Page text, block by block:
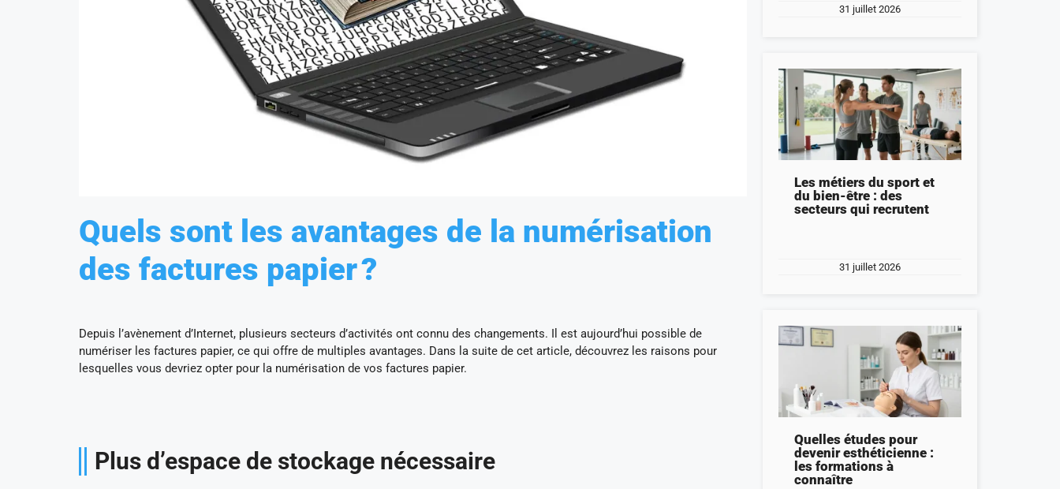
Quels sont les avantages de la numérisation
des factures papier ?
Depuis l’avènement d’Internet, plusieurs secteurs d’activités ont connu des changements. Il est aujourd’hui possible de
numériser les factures papier, ce qui offre de multiples avantages. Dans la suite de cet article, découvrez les raisons pour
lesquelles vous devriez opter pour la numérisation de vos factures papier.
Plus d’espace de stockage nécessaire
31 juillet 2026
Les métiers du sport et
du bien-être : des
secteurs qui recrutent
31 juillet 2026
Quelles études pour
devenir esthéticienne :
les formations à
connaître